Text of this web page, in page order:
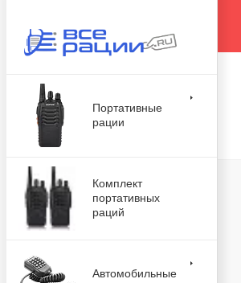
Портативные
рации
Комплект
портативных
раций
Автомобильные